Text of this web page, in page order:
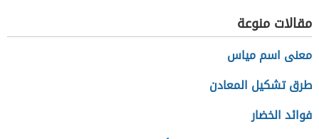
مقالات منوعة
معنى اسم مياس
طرق تشكيل المعادن
فوائد الخضار